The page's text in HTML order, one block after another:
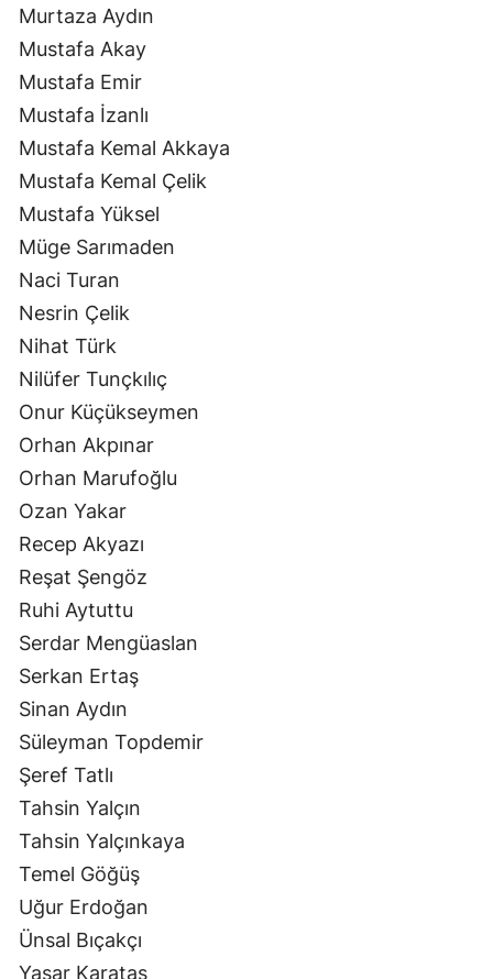
Murtaza Aydın
Mustafa Akay
Mustafa Emir
Mustafa İzanlı
Mustafa Kemal Akkaya
Mustafa Kemal Çelik
Mustafa Yüksel
Müge Sarımaden
Naci Turan
Nesrin Çelik
Nihat Türk
Nilüfer Tunçkılıç
Onur Küçükseymen
Orhan Akpınar
Orhan Marufoğlu
Ozan Yakar
Recep Akyazı
Reşat Şengöz
Ruhi Aytuttu
Serdar Mengüaslan
Serkan Ertaş
Sinan Aydın
Süleyman Topdemir
Şeref Tatlı
Tahsin Yalçın
Tahsin Yalçınkaya
Temel Göğüş
Uğur Erdoğan
Ünsal Bıçakçı
Yaşar Karataş